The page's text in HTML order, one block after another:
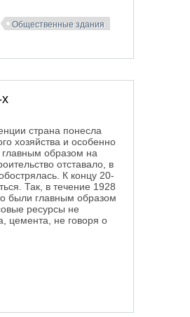
Общественные здания
страна понесла
хозяйства и особенно
главным образом на
отставало, в
К концу 20-
Так, в течение 1928
были главным образом
ресурсы не
цемента, не говоря о